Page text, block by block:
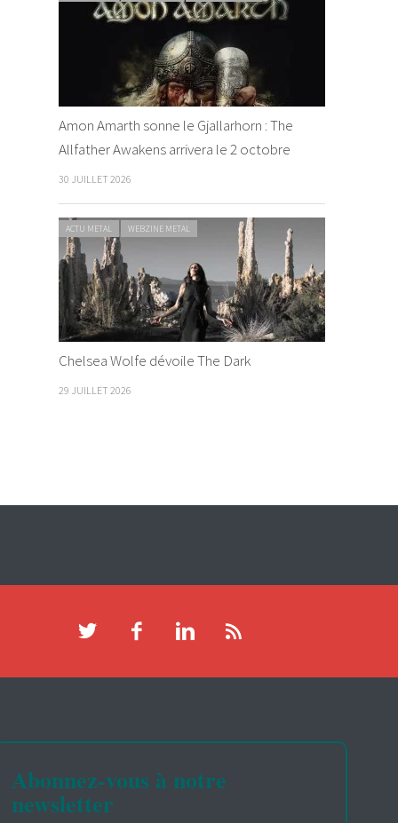
Amon Amarth sonne le Gjallarhorn : The
Allfather Awakens arrivera le 2 octobre
30 JUILLET 2026
ACTU METAL WEBZINE METAL
Chelsea Wolfe dévoile The Dark
29 JUILLET 2026
Abonnez-vous à notre
newsletter